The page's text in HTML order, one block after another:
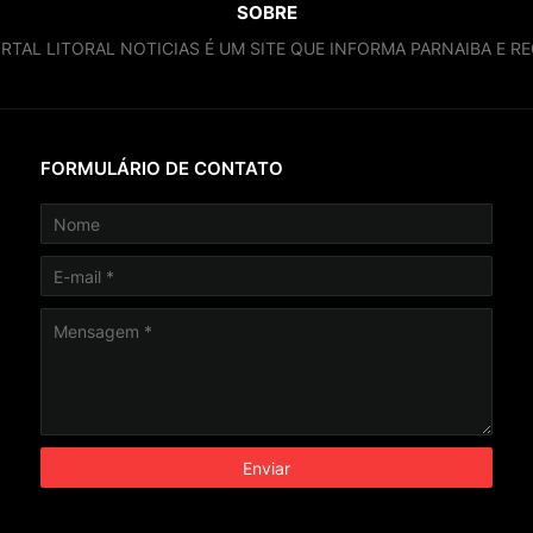
SOBRE
LITORAL NOTICIAS É UM SITE QUE INFORMA PARNAIBA E
FORMULÁRIO DE CONTATO